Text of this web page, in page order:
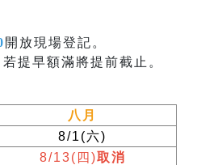
開放現場登記。
提早額滿將提前截止。
八月
8/1(六)
8/13( 四 )取消